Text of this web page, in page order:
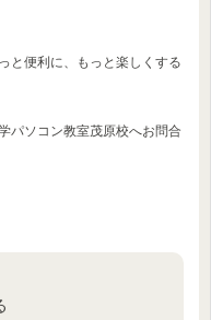
と便利に、もっと楽しくする
パソコン教室茂原校へお問合